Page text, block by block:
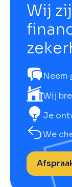
Wij
Neem
Wij
Je
We